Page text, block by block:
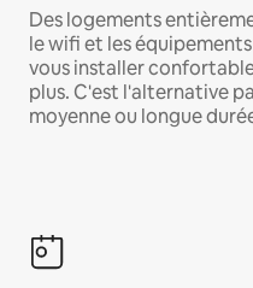
Des logements
le wifi et les
vous installer
plus. C'est l'alternative
moyenne ou longue